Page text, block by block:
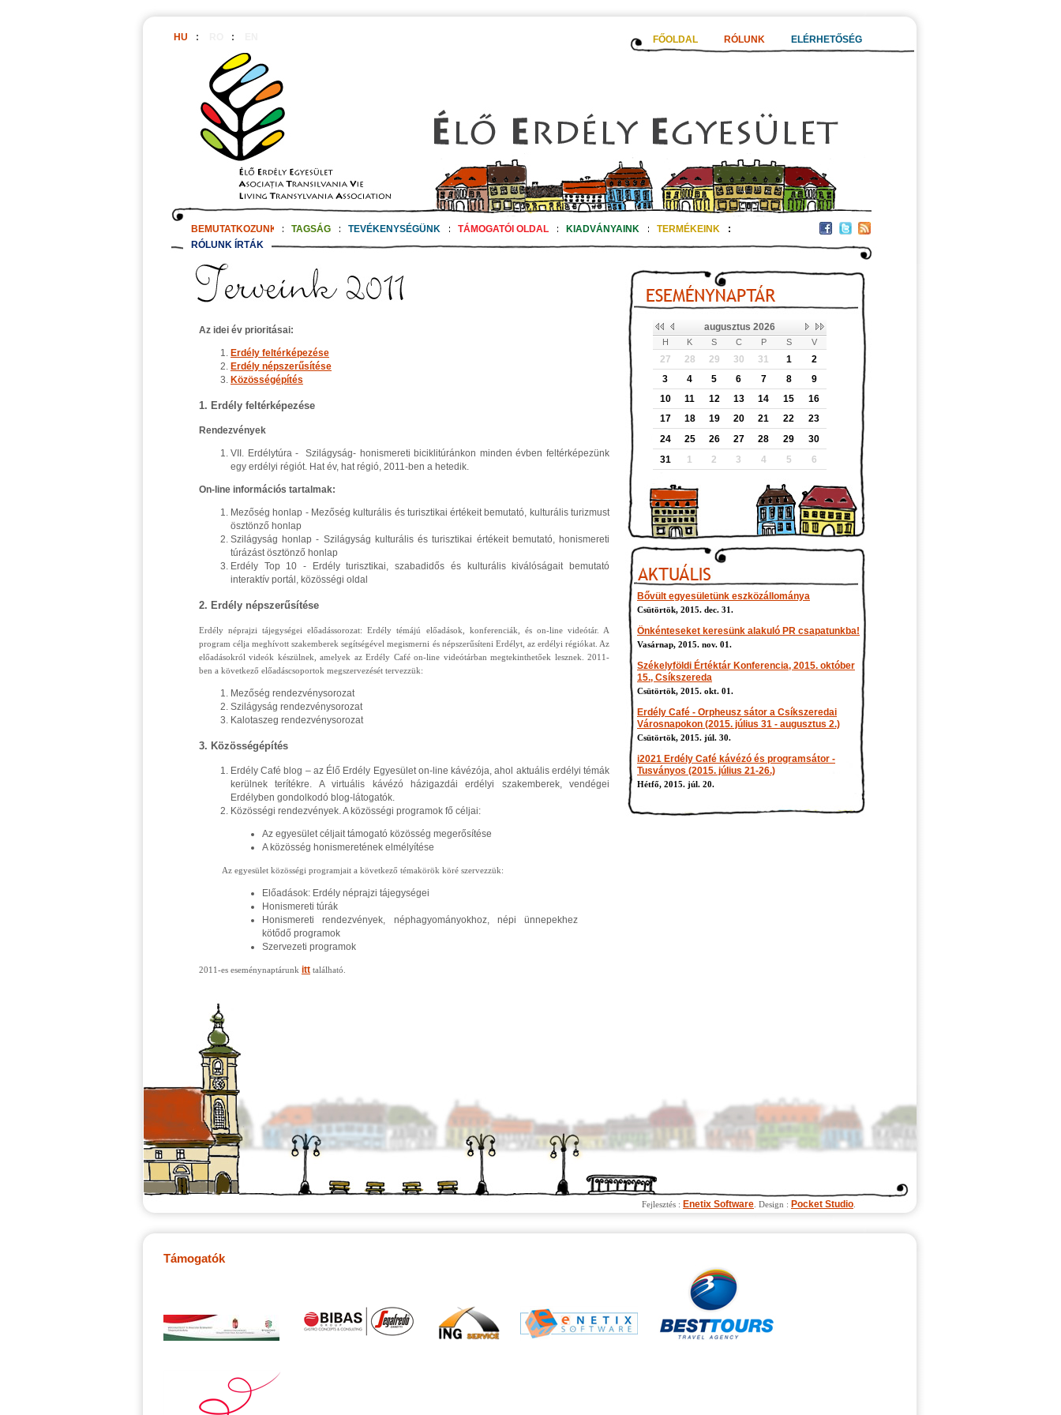
HU : : FŐOLDAL RÓLUNK ELÉRHETŐSÉG
BEMUTATKOZUNK : TAGSÁG : TEVÉKENYSÉGÜNK : TÁMOGATÓI OLDAL : KIADVÁNYAINK : TERMÉKEINK
:
RÓLUNK ÍRTÁK
Az idei év prioritásai:
Erdély feltérképezése
Erdély népszerűsítése
Közösségépítés
1. Erdély feltérképezése
Rendezvények
VII. Erdélytúra - Szilágyság- honismereti biciklitúránkon minden évben feltérképezünk
egy erdélyi régiót. Hat év, hat régió, 2011-ben a hetedik.
On-line információs tartalmak:
Mezőség honlap - Mezőség kulturális és turisztikai értékeit bemutató, kulturális turizmust
ösztönző honlap
Szilágyság honlap - Szilágyság kulturális és turisztikai értékeit bemutató, honismereti
túrázást ösztönző honlap
Erdély Top 10 - Erdély turisztikai, szabadidős és kulturális kiválóságait bemutató
interaktív portál, közösségi oldal
2. Erdély népszerűsítése
Erdély néprajzi tájegységei előadássorozat: Erdély témájú előadások, konferenciák, és on-line videótár. A
program célja meghívott szakemberek segítségével megismerni és népszerűsíteni Erdélyt, az erdélyi régiókat. Az
előadásokról videók készülnek, amelyek az Erdély Café on-line videótárban megtekinthetőek lesznek. 2011-
ben a következő előadáscsoportok megszervezését tervezzük:
Mezőség rendezvénysorozat
Szilágyság rendezvénysorozat
Kalotaszeg rendezvénysorozat
3. Közösségépítés
Erdély Café blog – az Élő Erdély Egyesület on-line kávézója, ahol aktuális erdélyi témák
kerülnek terítékre. A virtuális kávézó házigazdái erdélyi szakemberek, vendégei
Erdélyben gondolkodó blog-látogatók.
Közösségi rendezvények. A közösségi programok fő céljai:
Az egyesület céljait támogató közösség megerősítése
A közösség honismeretének elmélyítése
Az egyesület közösségi programjait a következő témakörök köré szervezzük:
Előadások: Erdély néprajzi tájegységei
Honismereti túrák
Honismereti rendezvények, néphagyományokhoz, népi ünnepekhez
kötődő programok
Szervezeti programok
2011-es eseménynaptárunk itt található.
augusztus 2026
H K S C P S V
27 28 29 30 31 1
2
3
4 5 6 7 8
9
10
11 12 13 14 15
16
17
18 19 20 21 22
23
24
25 26 27 28 29
30
31
1 2 3 4 5 6
Bővült egyesületünk eszközállománya
Csütörtök, 2015. dec. 31.
Önkénteseket keresünk alakuló PR csapatunkba!
Vasárnap, 2015. nov. 01.
Székelyföldi Értéktár Konferencia, 2015. október
15., Csíkszereda
Csütörtök, 2015. okt. 01.
Erdély Café - Orpheusz sátor a Csíkszeredai
Városnapokon (2015. július 31 - augusztus 2.)
Csütörtök, 2015. júl. 30.
i2021 Erdély Café kávézó és programsátor -
Tusványos (2015. július 21-26.)
Hétfő, 2015. júl. 20.
Fejlesztés : Enetix Software . Design : Pocket Studio
Támogatók